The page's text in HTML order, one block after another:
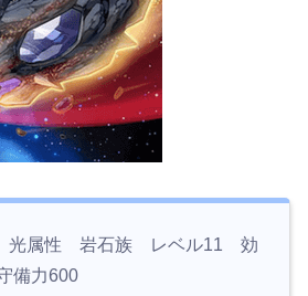
光属性 岩石族 レベル11 効
備力600